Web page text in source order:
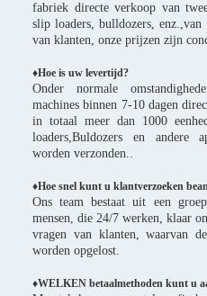
fabriek directe verkoop van
slip loaders, bulldozers,
van klanten, onze prijzen zijn
♦Hoe is uw levertijd?
Onder normale
machines binnen 7-10 dagen
in totaal meer dan 1000
loaders,Buldozers en andere
worden verzonden..
♦Hoe snel kunt u klantverzoeken
Ons team bestaat uit een
mensen, die 24/7 werken, klaar
vragen van klanten, waarvan
worden opgelost.
♦WELKEN betaalmethoden kunt u